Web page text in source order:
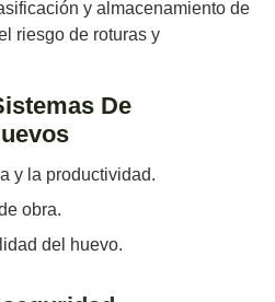
y almacenamiento de
riesgo de roturas y
De
y la productividad.
obra.
del huevo.